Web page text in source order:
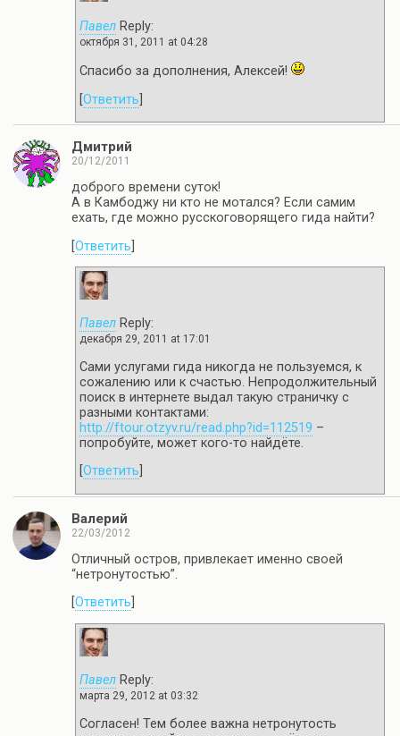
Павел Reply:
октября 31, 2011 at 04:28
Спасибо за дополнения, Алексей!
Ответить
Дмитрий
20/12/2011
доброго времени суток!
А в Камбоджу ни кто не мотался? Если самим
ехать, где можно русскоговорящего гида найти?
Ответить
Павел Reply:
декабря 29, 2011 at 17:01
Сами услугами гида никогда не пользуемся, к
сожалению или к счастью. Непродолжительный
поиск в интернете выдал такую страничку с
разными контактами:
http://ftour.otzyv.ru/read.php?id=112519 –
попробуйте, может кого-то найдёте.
Ответить
Валерий
22/03/2012
Отличный остров, привлекает именно своей
“нетронутостью”.
Ответить
Павел Reply:
марта 29, 2012 at 03:32
Согласен! Тем более важна нетронутость